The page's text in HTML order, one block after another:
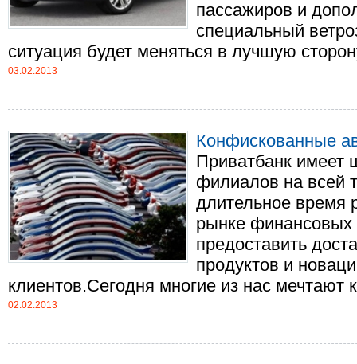
пассажиров и
специальный
ситуация будет меняться в лучшую
03.02.2013
Конфискованные
Приватбанк имеет
филиалов на всей
длительное время
рынке финансовых
предоставить
продуктов и
клиентов.Сегодня многие из нас мечтают
02.02.2013